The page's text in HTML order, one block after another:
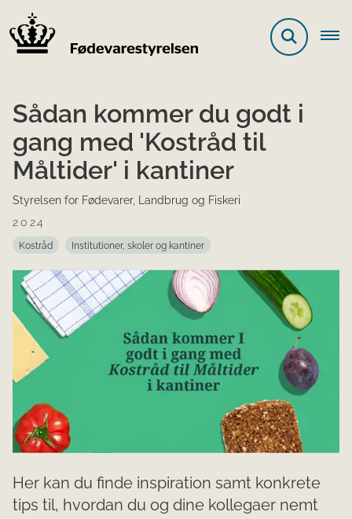
Sådan kommer du godt i
gang med 'Kostråd til
Måltider' i kantiner
Styrelsen for Fødevarer, Landbrug og Fiskeri
2024
Kostråd Institutioner, skoler og kantiner
Her kan du finde inspiration samt konkrete
tips til, hvordan du og dine kollegaer nemt